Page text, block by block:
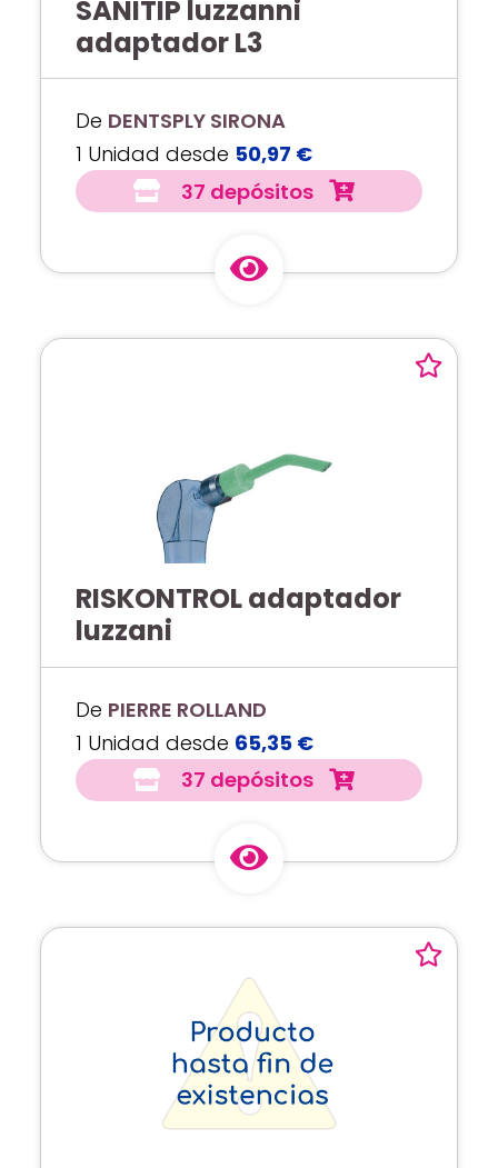
SANITIP luzzanni
adaptador L3
De DENTSPLY SIRONA
1 Unidad desde 50,97 €
37 depósitos
RISKONTROL adaptador
luzzani
De PIERRE ROLLAND
1 Unidad desde 65,35 €
37 depósitos